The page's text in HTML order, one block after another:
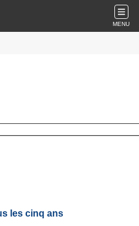
MENU
les cinq ans